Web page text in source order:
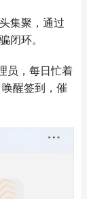
集聚，通过
闭环。
员，每日忙着
醒签到，催